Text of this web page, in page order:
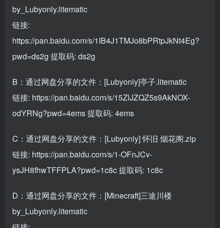
by_Lubyonly.litematic
链接:
https://pan.baidu.com/s/1IB4J1TMJo8bPRtpJkNt4Eg?
pwd=ds2g 提取码: ds2g
B：通过网盘分享的文件：[Lubyonly]亭子.litematic
链接: https://pan.baidu.com/s/15ZlJZQZ5s9AkNOX-
odYRNg?pwd=4ems提取码: 4ems
C：通过网盘分享的文件：[Lubyonly] 怀旧 烟花阁.zip
链接: https://pan.baidu.com/s/1-OFnJCv-
ysJH8fhwTFFPLA?pwd=1c8c提取码: 1c8c
D：通过网盘分享的文件：[Minecraft]三途川楼
by_Lubyonly.litematic